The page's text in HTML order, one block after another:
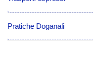
Pratiche Doganali